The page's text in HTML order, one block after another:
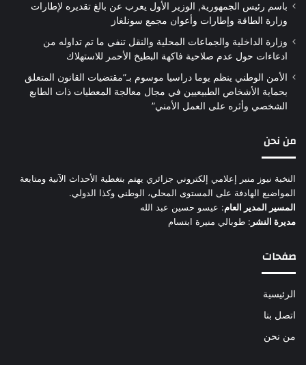
باسم رئيس الجمهورية, الوزير الأول يعرب عن بالغ تقديره لإطارات
وزارة الطاقة وإطارات وأعوان مجمع سونلغاز
وزارة الداخلية والجماعات المحلية والنقل تنفي ما تم تداوله من
ادعاءات حول عدم صلاحية فاكهة البطيخ الأحمر للاستهلاك
الأمن الوطني ينظم يوما دراسيا موسوم بـ”مقتضيات القانون المتعلق
بحماية الأشخاص الطبيعيين في مجال معالجة المعطيات ذات الطابع
الشخصي وأثره على العمل الأمني”
من نحن
النخبة نيوز منبر إعلامي إلكتروني جزائري يهتم بتغطية الأحداث الآنية ومتابعة
المواضيع الهادفة على المستوى المحلي، الوطني وكذا الدولي.
المسير المدير العام: عيسو حسين عبد الله
مديرة النشر : طوبالي منيرة ابتسام
صفحات
الرئيسية
اتصل بنا
من نحن